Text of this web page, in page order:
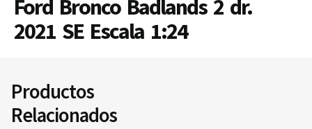
Ford Bronco Badlands 2 dr.
2021 SE Escala 1:24
Productos
Relacionados